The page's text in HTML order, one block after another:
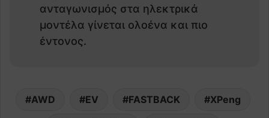
ανταγωνισμός στα ηλεκτρικά
μοντέλα γίνεται ολοένα και πιο
έντονος.
AWD EV FASTBACK XPeng